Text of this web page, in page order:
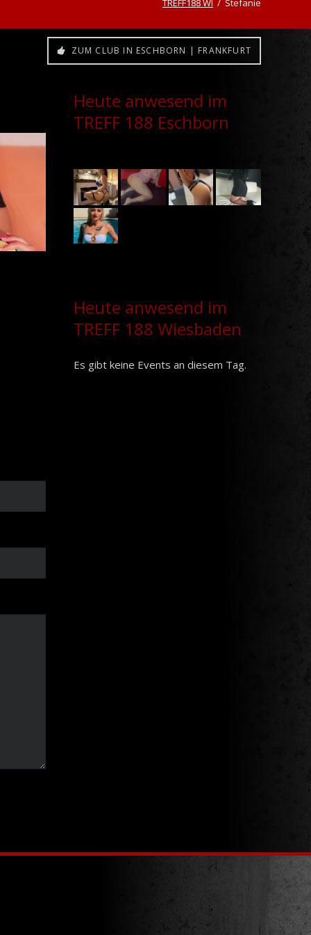
TREFF188 WI Stefanie
ZUM CLUB IN ESCHBORN | FRANKFURT
Heute anwesend im
TREFF 188 Eschborn
Heute anwesend im
TREFF 188 Wiesbaden
Es gibt keine Events an diesem Tag.